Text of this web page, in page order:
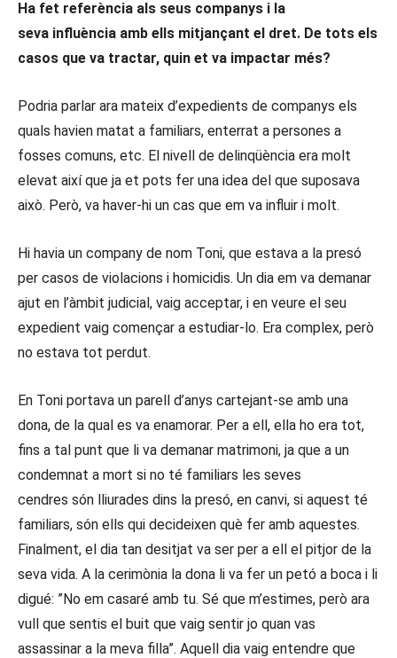
Ha fet referència als seus companys i la
seva influència amb ells mitjançant el dret. De tots els
casos que va tractar, quin et va impactar més?
Podria parlar ara mateix d’expedients de companys els
quals havien matat a familiars, enterrat a persones a
fosses comuns, etc. El nivell de delinqüència era molt
elevat així que ja et pots fer una idea del que suposava
això. Però, va haver-hi un cas que em va influir i molt.
Hi havia un company de nom Toni, que estava a la presó
per casos de violacions i homicidis. Un dia em va demanar
ajut en l’àmbit judicial, vaig acceptar, i en veure el seu
expedient vaig començar a estudiar-lo. Era complex, però
no estava tot perdut.
En Toni portava un parell d’anys cartejant-se amb una
dona, de la qual es va enamorar. Per a ell, ella ho era tot,
fins a tal punt que li va demanar matrimoni, ja que a un
condemnat a mort si no té familiars les seves
cendres són lliurades dins la presó, en canvi, si aquest té
familiars, són ells qui decideixen què fer amb aquestes.
Finalment, el dia tan desitjat va ser per a ell el pitjor de la
seva vida. A la cerimònia la dona li va fer un petó a boca i li
digué: ”No em casaré amb tu. Sé que m’estimes, però ara
vull que sentis el buit que vaig sentir jo quan vas
assassinar a la meva filla”. Aquell dia vaig entendre que